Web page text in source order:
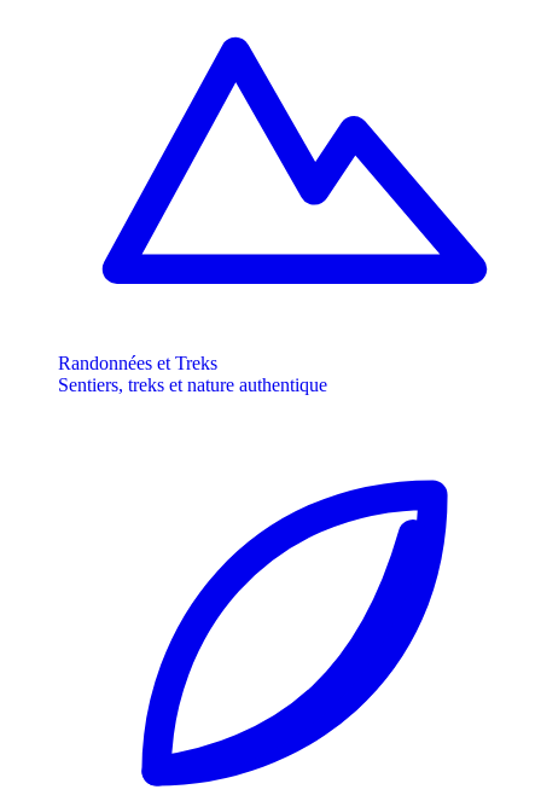
Randonnées et Treks
Sentiers, treks et nature authentique